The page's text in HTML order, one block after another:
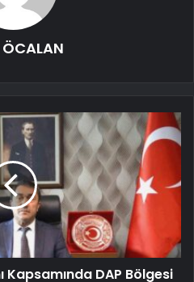
ÖCALAN
Kapsamında DAP Bölgesi